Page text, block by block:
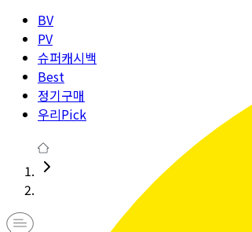
BV
PV
슈퍼캐시백
Best
정기구매
우리Pick